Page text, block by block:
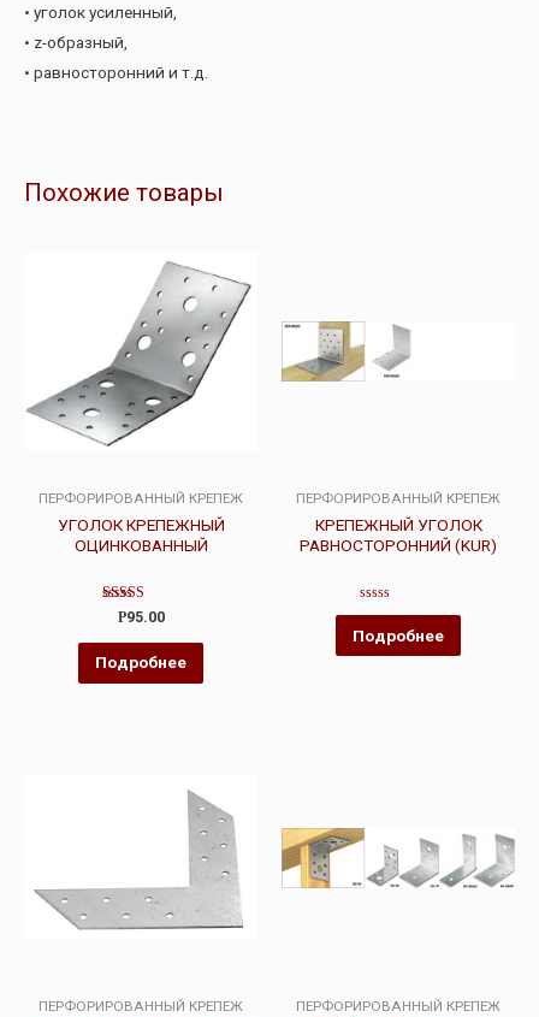
• уголок усиленный,
• z-образный,
• равносторонний и т.д.
Похожие товары
ПЕРФОРИРОВАННЫЙ КРЕПЕЖ
УГОЛОК КРЕПЕЖНЫЙ
ОЦИНКОВАННЫЙ
Оценка
4.00
из 5
Р95.00
Подробнее
ПЕРФОРИРОВАННЫЙ КРЕПЕЖ
КРЕПЕЖНЫЙ УГОЛОК
РАВНОСТОРОННИЙ (KUR)
Оценка
0
из
5
Подробнее
ПЕРФОРИРОВАННЫЙ КРЕПЕЖ ПЕРФОРИРОВАННЫЙ КРЕПЕЖ